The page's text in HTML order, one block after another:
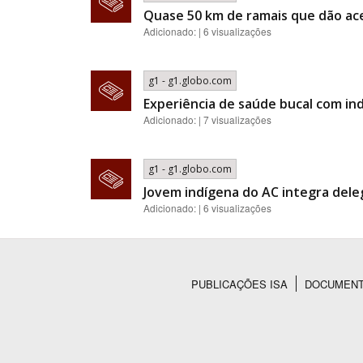
Quase 50 km de ramais que dão
Adicionado: | 6 visualizações
g1 - g1.globo.com
Experiência de saúde bucal com
Adicionado: | 7 visualizações
g1 - g1.globo.com
Jovem indígena do AC integra
Adicionado: | 6 visualizações
PUBLICAÇÕES ISA